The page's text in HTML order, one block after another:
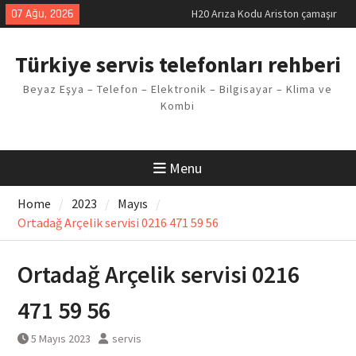
Skip
to
07 Ağu, 2026
H20 Arıza Kodu Ariston çamaşır
makinesi Sorunu
Arçelik buzdolabı F5 Hatası
Vaillant çamaşır makinesi E03
Arıza Kodu
Türkiye servis telefonları rehberi
Beyaz Eşya – Telefon – Elektronik – Bilgisayar – Klima ve
Kombi
Menu
Home 2023
Mayıs
Ortadağ Arçelik servisi 0216 471 59 56
Ortadağ Arçelik servisi 0216
471 59 56
5 Mayıs 2023 servis